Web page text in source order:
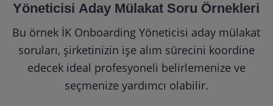
Yöneticisi Aday Mülakat Soru Örnekleri
Bu örnek İK Onboarding Yöneticisi aday mülakat
soruları, şirketinizin işe alım sürecini koordine
edecek ideal profesyoneli belirlemenize ve
seçmenize yardımcı olabilir.